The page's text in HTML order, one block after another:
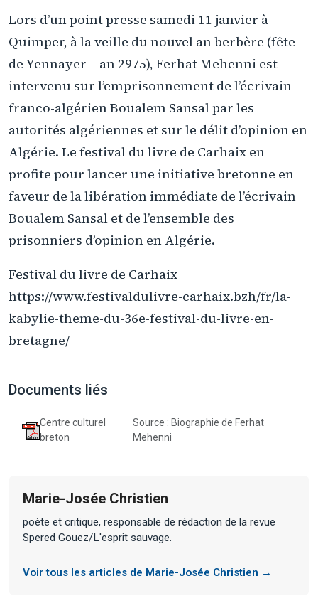
Lors d’un point presse samedi 11 janvier à
Quimper, à la veille du nouvel an berbère (fête
de Yennayer – an 2975), Ferhat Mehenni est
intervenu sur l’emprisonnement de l’écrivain
franco-algérien Boualem Sansal par les
autorités algériennes et sur le délit d’opinion en
Algérie. Le festival du livre de Carhaix en
profite pour lancer une initiative bretonne en
faveur de la libération immédiate de l’écrivain
Boualem Sansal et de l’ensemble des
prisonniers d’opinion en Algérie.
Festival du livre de Carhaix
https://www.festivaldulivre-carhaix.bzh/fr/la-
kabylie-theme-du-36e-festival-du-livre-en-
bretagne/
Documents liés
Centre culturel
breton
Source : Biographie de Ferhat
Mehenni
Marie-Josée Christien
poète et critique, responsable de rédaction de la revue
Spered Gouez/L'esprit sauvage.
Voir tous les articles de Marie-Josée Christien →